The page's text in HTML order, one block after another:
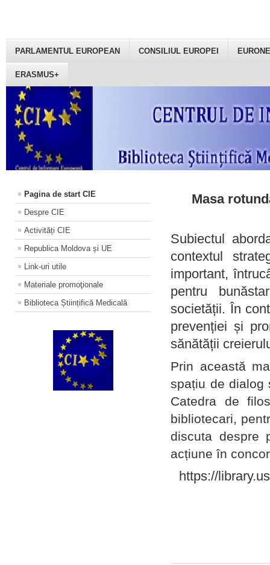
PARLAMENTUL EUROPEAN CONSILIUL EUROPEI
ERASMUS+
Pagina de start CIE
Despre CIE
Activități CIE
Republica Moldova și UE
Link-uri utile
Materiale promoţionale
Biblioteca Științifică Medicală
Masa
Subiectul
contextul
important,
pentru
societății. În
prevenției și
sănătății
Prin această
spațiu de dialog
Catedra de
bibliotecari,
discuta despre
acțiune în
https://